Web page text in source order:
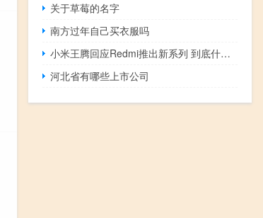
关于草莓的名字
南方过年自己买衣服吗
小米王腾回应Redmi推出新系列 到底什么情况嘞
河北省有哪些上市公司